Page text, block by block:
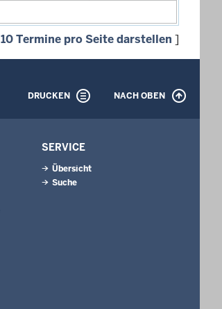
10 Termine pro Seite darstellen ]
DRUCKEN NACH OBEN
SERVICE
Übersicht
Suche